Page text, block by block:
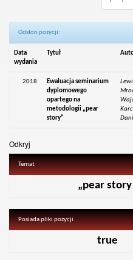
Odsłon pozycji:
Data
wydania
Tytuł
2018
Ewaluacja seminarium
dyplomowego
opartego na
metodologii „pear
story”
Odkryj
Temat
„pear
Posiada pliki pozycji
true